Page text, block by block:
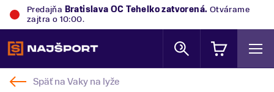
Predajňa Bratislava OC Tehelkozatvorená. Otvárame
zajtra o 10:00.
Späť naVaky na lyže